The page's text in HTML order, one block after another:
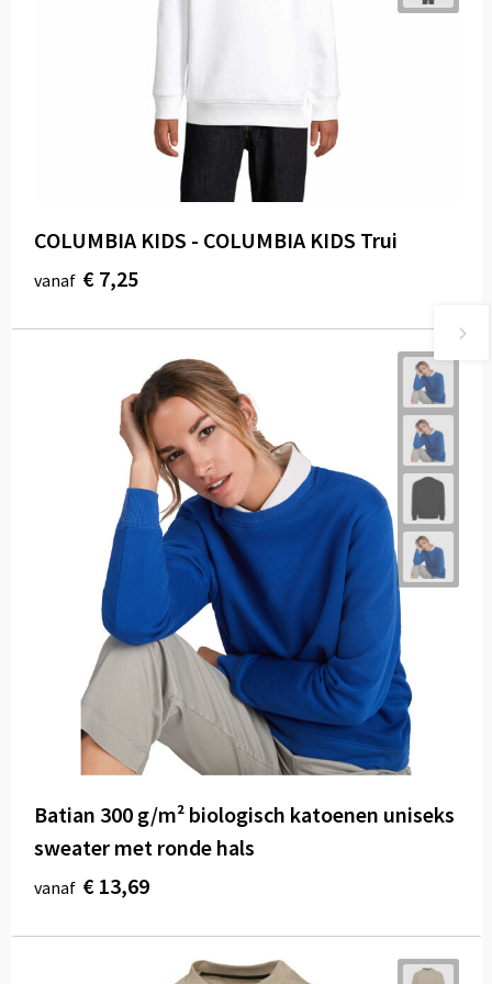
COLUMBIA KIDS - COLUMBIA KIDS Trui
vanaf € 7,25
Batian 300 g/m² biologisch katoenen uniseks
sweater met ronde hals
vanaf € 13,69